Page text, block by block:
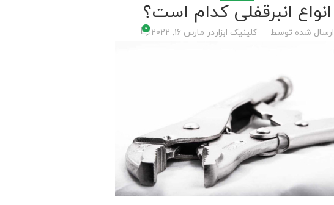
انواع انبرقفلی کدام است؟
ارسال شده توسط کلینیک ابزاردر مارس 16, 2022 0